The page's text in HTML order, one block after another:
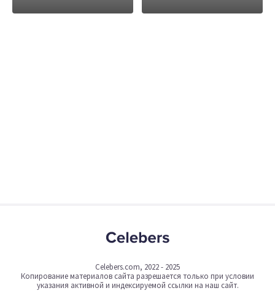
Celebers.com, 2022 - 2025
Копирование материалов сайта разрешается только при условии
указания активной и индексируемой ссылки на наш сайт.